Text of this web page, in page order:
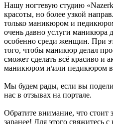
Нашу ногтевую студию
красоты, но более узкой
только маникюром и
очень давно услуги маникюра
особенно среди женщин. При
того, чтобы маникюр делал
сможет сделать всё красиво и
маникюром и\или педикюром в
Мы будем рады, если вы
нас в отзывах на портале.
Обратите внимание, что стоит
заранее! Для этого свяжитесь